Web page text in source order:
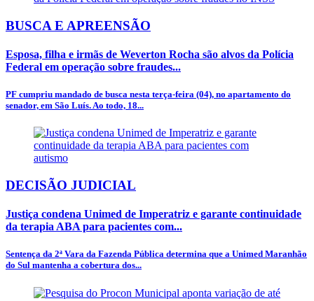
BUSCA E APREENSÃO
Esposa, filha e irmãs de Weverton Rocha são alvos da Polícia
Federal em operação sobre fraudes...
PF cumpriu mandado de busca nesta terça-feira (04), no apartamento do
senador, em São Luís. Ao todo, 18...
DECISÃO JUDICIAL
Justiça condena Unimed de Imperatriz e garante continuidade
da terapia ABA para pacientes com...
Sentença da 2ª Vara da Fazenda Pública determina que a Unimed Maranhão
do Sul mantenha a cobertura dos...